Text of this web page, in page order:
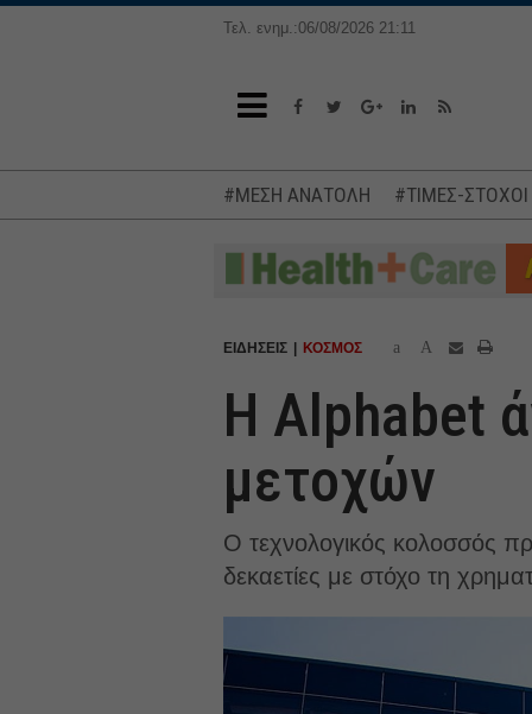
Τελ. ενημ.:06/08/2026 21:11
#ΜΕΣΗ ΑΝΑΤΟΛΗ #ΤΙΜΕΣ-
ΕΙΔΗΣΕΙΣ ΚΟΣΜΟΣ a A
Η Alphabet
μετοχών
O τεχνολογικός κολοσσός
δεκαετίες με στόχο τη